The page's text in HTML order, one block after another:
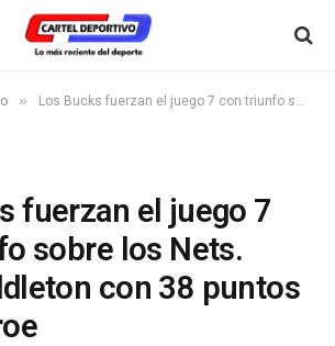
» Los Bucks fuerzan el juego 7 con triunfo sobre los Nets. Khris Middleton con 38 puntos fue el héroe
fuerzan el juego 7
sobre los Nets.
con 38 puntos